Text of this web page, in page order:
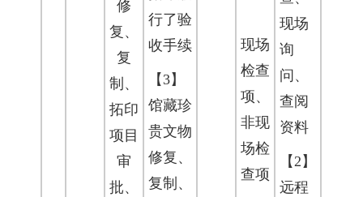
修
复、
复
制、
拓印
项目
审
批、
行了验
收手续
【3】
馆藏珍
贵文物
修复、
复制、
现场
检查
项、
非现
场检
查项
现场
询
问、
查阅
资料
【2】
远程